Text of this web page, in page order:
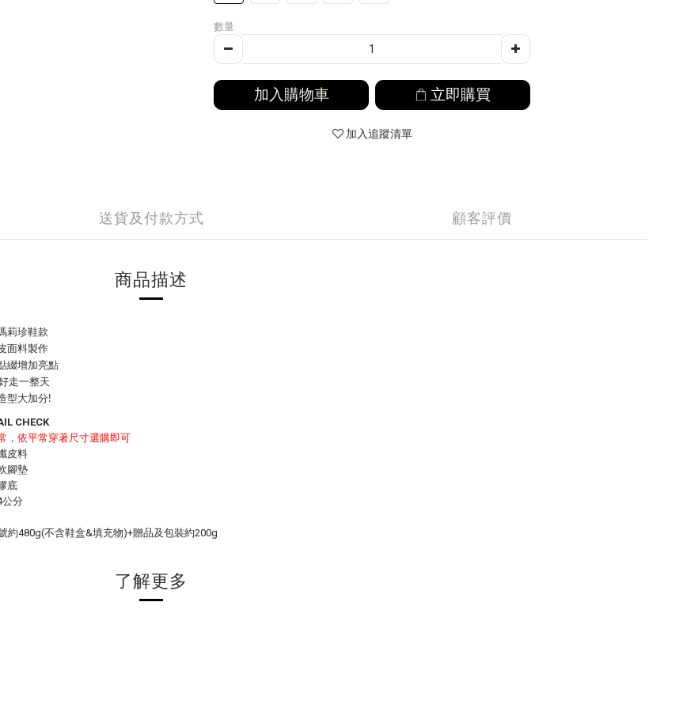
數量
加入購物車 立即購買
加入追蹤清單
送貨及付款方式 顧客評價
商品描述
莉珍鞋款
面料製作
綴增加亮點
走一整天
型大加分!
CHECK
，依平常穿著尺寸選購即可
皮料
腳墊
底
公分
約480g(不含鞋盒&填充物)+贈品及包裝約200g
了解更多